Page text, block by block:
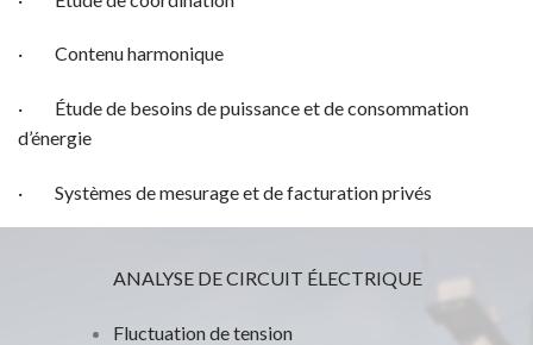
· Contenu harmonique
· Étude de besoins de puissance et de consommation
d’énergie
· Systèmes de mesurage et de facturation privés
ANALYSE DE CIRCUIT ÉLECTRIQUE
Fluctuation de tension